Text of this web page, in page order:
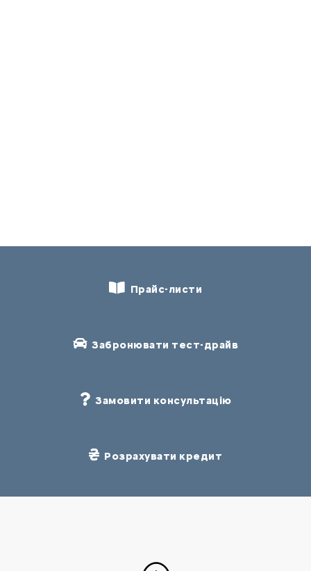
Прайс-листи
Забронювати тест-драйв
Замовити консультацію
Розрахувати кредит